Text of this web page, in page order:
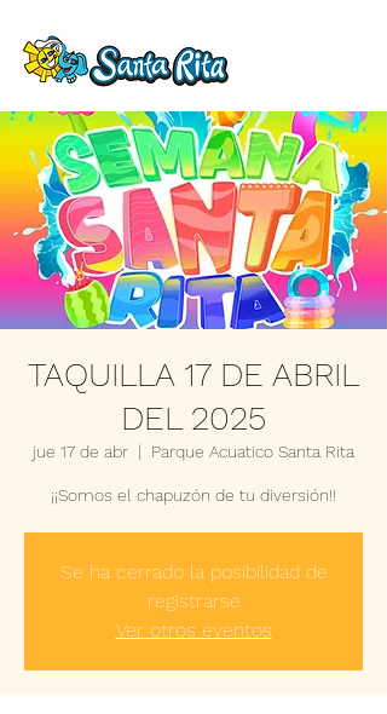
TAQUILLA 17 DE ABRIL
DEL 2025
jue 17 de abr
  |
Parque Acuatico Santa Rita
¡¡Somos el chapuzón de tu diversión!!
Se ha cerrado la posibilidad de
registrarse
Ver otros eventos